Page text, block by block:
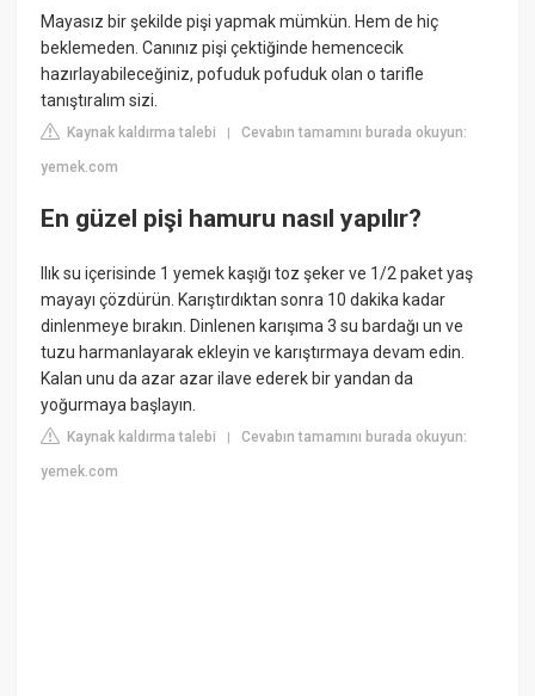
Mayasız bir şekilde pişi yapmak mümkün. Hem de hiç
beklemeden. Canınız pişi çektiğinde hemencecik
hazırlayabileceğiniz, pofuduk pofuduk olan o tarifle
tanıştıralım sizi.
Kaynak kaldırma talebi |Cevabın tamamını burada okuyun:
yemek.com
En güzel pişi hamuru nasıl yapılır?
Ilık su içerisinde 1 yemek kaşığı toz şeker ve 1/2 paket yaş
mayayı çözdürün. Karıştırdıktan sonra 10 dakika kadar
dinlenmeye bırakın. Dinlenen karışıma 3 su bardağı un ve
tuzu harmanlayarak ekleyin ve karıştırmaya devam edin.
Kalan unu da azar azar ilave ederek bir yandan da
yoğurmaya başlayın.
Kaynak kaldırma talebi |Cevabın tamamını burada okuyun:
yemek.com